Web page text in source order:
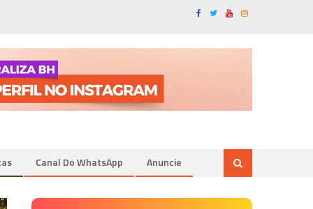
Canal Do WhatsApp Anuncie